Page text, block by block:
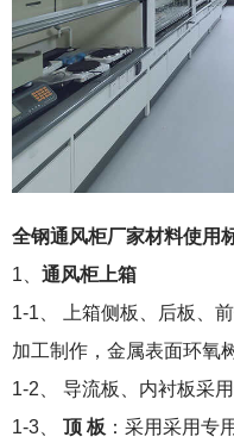
全钢通风柜厂家材料使用
1、 通风柜上箱
1-1、 上箱侧板、后板、
加工制作，金属表面环氧
1-2、 导流板、内衬板采
1-3、 顶 板 ：采用采用专